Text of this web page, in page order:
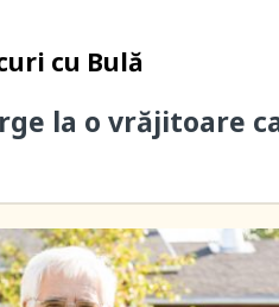
cu Bulă
la o vrăjitoare